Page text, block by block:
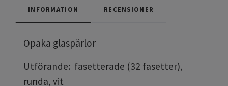
INFORMATION RECENSIONER
Opaka glaspärlor
Utförande: fasetterade (32 fasetter),
runda, vit